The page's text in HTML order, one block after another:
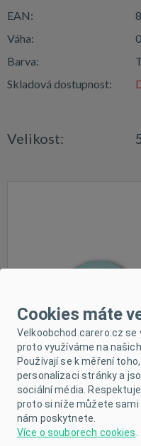
EAN:
Váha:
Barva:
Skladová dostupnost:
Velikost:
Cookies máte
Velkoobchod.carero.cz
proto využíváme na
Používají se k měření
personalizaci stránky a
sociální média.
proto si níže můžete sami
nám poskytnete.
Více o souborech cookies